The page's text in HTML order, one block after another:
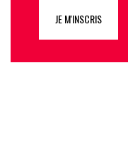
JE M'INSCRIS